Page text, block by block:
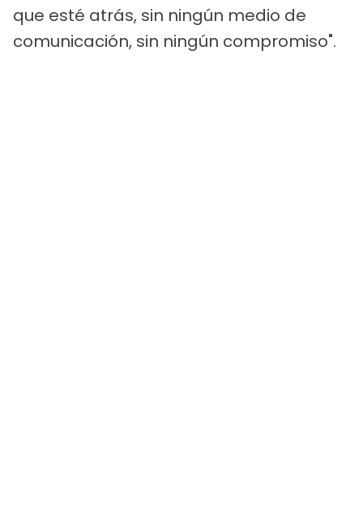
que esté atrás, sin ningún medio de
comunicación, sin ningún compromiso".